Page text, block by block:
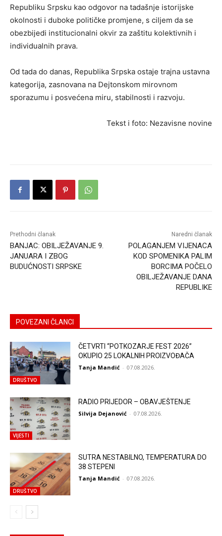
Republiku Srpsku kao odgovor na tadašnje istorijske
okolnosti i duboke političke promjene, s ciljem da se
obezbijedi institucionalni okvir za zaštitu kolektivnih i
individualnih prava.
Od tada do danas, Republika Srpska ostaje trajna ustavna
kategorija, zasnovana na Dejtonskom mirovnom
sporazumu i posvećena miru, stabilnosti i razvoju.
Tekst i foto: Nezavisne novine
Prethodni članak
BANJAC: OBILJEŽAVANJE 9.
JANUARA I ZBOG
BUDUĆNOSTI SRPSKE
Naredni članak
POLAGANJEM VIJENACA
KOD SPOMENIKA PALIM
BORCIMA POČELO
OBILJEŽAVANJE DANA
REPUBLIKE
POVEZANI ČLANCI
DRUŠTVO
ČETVRTI “POTKOZARJE FEST 2026”
OKUPIO 25 LOKALNIH PROIZVOĐAČA
Tanja Mandić - 07.08.2026.
VIJESTI
RADIO PRIJEDOR – OBAVJEŠTENJE
Silvija Dejanović - 07.08.2026.
DRUŠTVO
SUTRA NESTABILNO, TEMPERATURA DO
38 STEPENI
Tanja Mandić - 07.08.2026.